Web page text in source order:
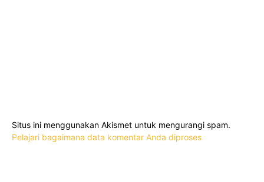
Situs ini menggunakan Akismet untuk mengurangi spam.
Pelajari bagaimana data komentar Anda diproses